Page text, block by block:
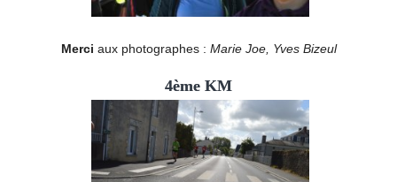
Merci aux photographes : Marie Joe, Yves Bizeul
4ème KM